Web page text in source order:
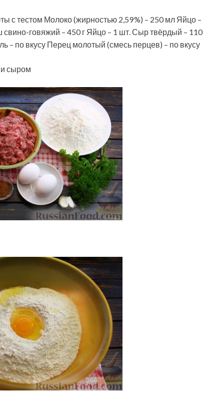
с тестом Молоко (жирностью 2,59 %) – 250 мл Яйцо –
говяжий – 450 г Яйцо – 1 шт. Сыр твёрдый – 110
– по вкусу Перец молотый (смесь перцев) – по вкусу
сыром